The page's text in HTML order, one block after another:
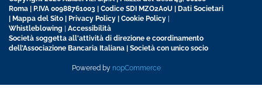
Roma | P.IVA 00988761003 | Codice SDI MZO2A0U |
Dati Societari
Mappa del Sito Privacy Policy Cookie Policy
Whistleblowing
Accessibilità
Società soggetta all'attività di direzione e coordinamento
dell’Associazione Bancaria Italiana | Società con unico socio
Powered by nopCommerce